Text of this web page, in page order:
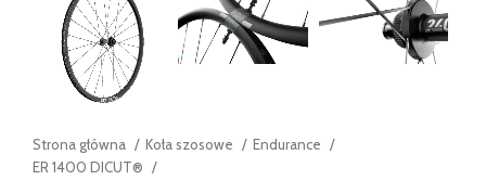
Strona główna Koła szosowe
Endurance
ER 1400 DICUT®